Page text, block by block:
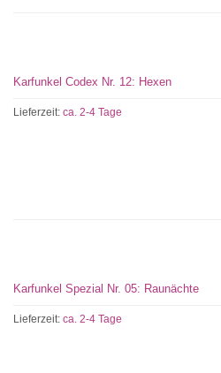
Karfunkel Codex Nr. 12: Hexen
Lieferzeit: ca. 2-4 Tage
Karfunkel Spezial Nr. 05: Raunächte
Lieferzeit: ca. 2-4 Tage